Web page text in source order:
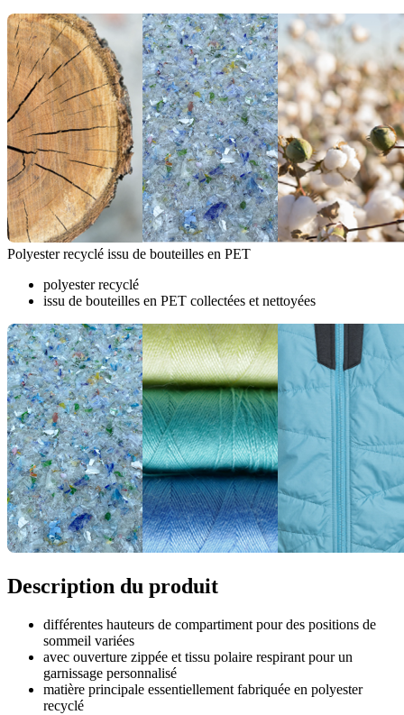
Polyester recyclé issu de bouteilles en PET
polyester recyclé
issu de bouteilles en PET collectées et nettoyées
Description du produit
différentes hauteurs de compartiment pour des positions de
sommeil variées
avec ouverture zippée et tissu polaire respirant pour un
garnissage personnalisé
matière principale essentiellement fabriquée en polyester
recyclé